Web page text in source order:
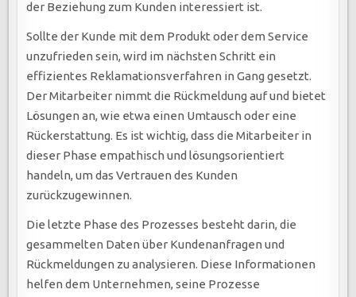
der Beziehung zum Kunden interessiert ist.
Sollte der Kunde mit dem Produkt oder dem Service
unzufrieden sein, wird im nächsten Schritt ein
effizientes Reklamationsverfahren in Gang gesetzt.
Der Mitarbeiter nimmt die Rückmeldung auf und bietet
Lösungen an, wie etwa einen Umtausch oder eine
Rückerstattung. Es ist wichtig, dass die Mitarbeiter in
dieser Phase empathisch und lösungsorientiert
handeln, um das Vertrauen des Kunden
zurückzugewinnen.
Die letzte Phase des Prozesses besteht darin, die
gesammelten Daten über Kundenanfragen und
Rückmeldungen zu analysieren. Diese Informationen
helfen dem Unternehmen, seine Prozesse